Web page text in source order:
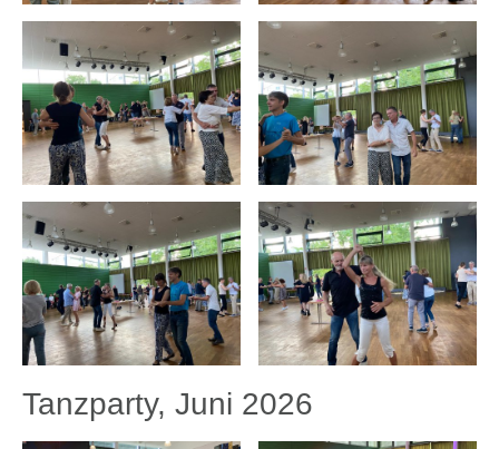
Tanzparty, Juni 2026